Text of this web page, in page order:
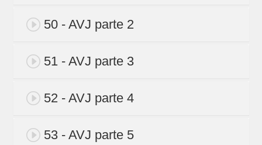
50 - AVJ parte 2
51 - AVJ parte 3
52 - AVJ parte 4
53 - AVJ parte 5